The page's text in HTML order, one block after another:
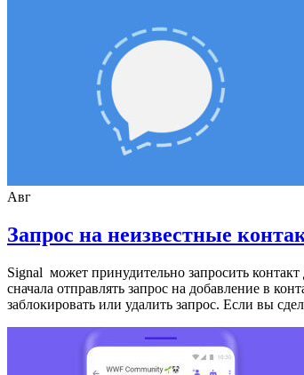
Авг
Запрос на неизвестные
Signal может принудительно запросить
сначала отправлять запрос на добавление в
заблокировать или удалить запрос. Если вы